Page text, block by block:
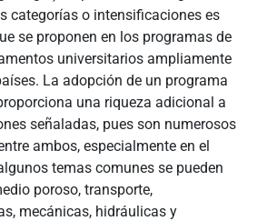
categorías o intensificaciones es
se proponen en los programas de
universitarios ampliamente
La adopción de un programa
una riqueza adicional a
señaladas, pues son numerosos
ambos, especialmente en el
temas comunes se pueden
poroso, transporte,
mecánicas, hidráulicas y